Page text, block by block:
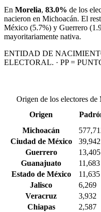
En Morelia, 83.0% de los
nacieron en Michoacán. El
México (5.7%) y Guerrero
mayoritariamente nativa.
ENTIDAD DE
ELECTORAL. · PP =
Origen de los electores
Origen
Michoacán
Ciudad de México
39,942
Guerrero
13,405
Guanajuato
11,683
Estado de México
11,635
Jalisco
6,269
Veracruz
3,932
Chiapas
2,587